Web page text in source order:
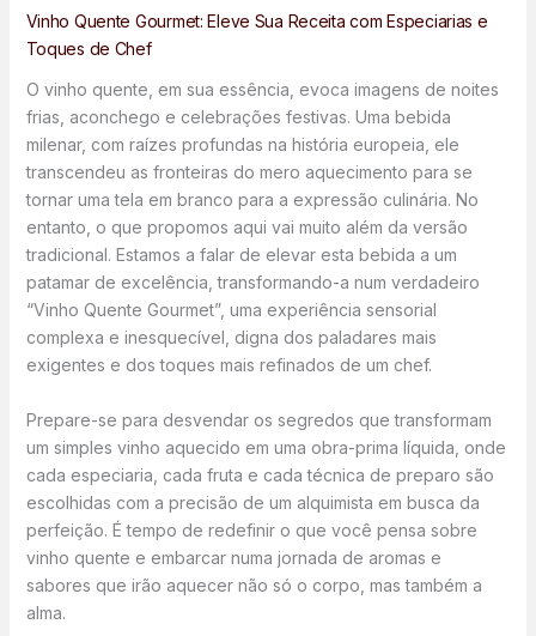
Vinho Quente Gourmet: Eleve Sua Receita com Especiarias e
Toques de Chef
O vinho quente, em sua essência, evoca imagens de noites
frias, aconchego e celebrações festivas. Uma bebida
milenar, com raízes profundas na história europeia, ele
transcendeu as fronteiras do mero aquecimento para se
tornar uma tela em branco para a expressão culinária. No
entanto, o que propomos aqui vai muito além da versão
tradicional. Estamos a falar de elevar esta bebida a um
patamar de excelência, transformando-a num verdadeiro
“Vinho Quente Gourmet”, uma experiência sensorial
complexa e inesquecível, digna dos paladares mais
exigentes e dos toques mais refinados de um chef.
Prepare-se para desvendar os segredos que transformam
um simples vinho aquecido em uma obra-prima líquida, onde
cada especiaria, cada fruta e cada técnica de preparo são
escolhidas com a precisão de um alquimista em busca da
perfeição. É tempo de redefinir o que você pensa sobre
vinho quente e embarcar numa jornada de aromas e
sabores que irão aquecer não só o corpo, mas também a
alma.